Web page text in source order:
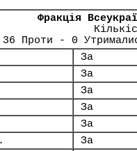
Фракція
Проти - 0
За
За
За
За
За
За